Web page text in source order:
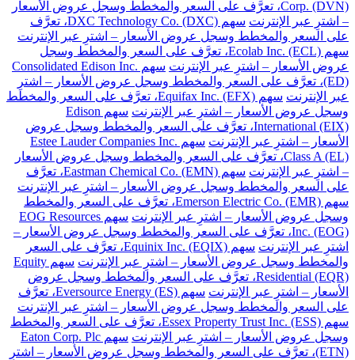
Corp. (DVN)، تعرَّف على السعر والمخطط وسجل عروض الأسعار
– اشترِ عبر الإنترنت
سهم DXC Technology Co. (DXC)، تعرَّف
على السعر والمخطط وسجل عروض الأسعار – اشترِ عبر الإنترنت
سهم Ecolab Inc. (ECL)، تعرَّف على السعر والمخطط وسجل
عروض الأسعار – اشترِ عبر الإنترنت
سهم Consolidated Edison Inc.
(ED)، تعرَّف على السعر والمخطط وسجل عروض الأسعار – اشترِ
عبر الإنترنت
سهم Equifax Inc. (EFX)، تعرَّف على السعر والمخطط
وسجل عروض الأسعار – اشترِ عبر الإنترنت
سهم Edison
International (EIX)، تعرَّف على السعر والمخطط وسجل عروض
الأسعار – اشترِ عبر الإنترنت
سهم Estee Lauder Companies Inc.
Class A (EL)، تعرَّف على السعر والمخطط وسجل عروض الأسعار
– اشترِ عبر الإنترنت
سهم Eastman Chemical Co. (EMN)، تعرَّف
على السعر والمخطط وسجل عروض الأسعار – اشترِ عبر الإنترنت
سهم Emerson Electric Co. (EMR)، تعرَّف على السعر والمخطط
وسجل عروض الأسعار – اشترِ عبر الإنترنت
سهم EOG Resources
Inc. (EOG)، تعرَّف على السعر والمخطط وسجل عروض الأسعار –
اشترِ عبر الإنترنت
سهم Equinix Inc. (EQIX)، تعرَّف على السعر
والمخطط وسجل عروض الأسعار – اشترِ عبر الإنترنت
سهم Equity
Residential (EQR)، تعرَّف على السعر والمخطط وسجل عروض
الأسعار – اشترِ عبر الإنترنت
سهم Eversource Energy (ES)، تعرَّف
على السعر والمخطط وسجل عروض الأسعار – اشترِ عبر الإنترنت
سهم Essex Property Trust Inc. (ESS)، تعرَّف على السعر والمخطط
وسجل عروض الأسعار – اشترِ عبر الإنترنت
سهم Eaton Corp. Plc
(ETN)، تعرَّف على السعر والمخطط وسجل عروض الأسعار – اشترِ